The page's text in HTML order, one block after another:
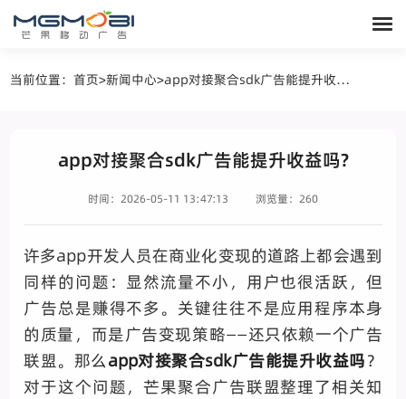
当前位置：首页>新闻中心> app对接聚合sdk广告能提升收益吗?
app对接聚合sdk广告能提升收益吗?
时间：2026-05-11 13:47:13 浏览量：260
许多app开发人员在商业化变现的道路上都会遇到
同样的问题：显然流量不小，用户也很活跃，但
广告总是赚得不多。关键往往不是应用程序本身
的质量，而是广告变现策略——还只依赖一个广告
联盟。那么app对接聚合sdk广告能提升收益吗？
对于这个问题，芒果聚合广告联盟整理了相关知